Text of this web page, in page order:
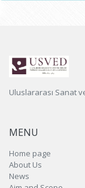
Uluslararası Sanat
MENU
Home page
About Us
News